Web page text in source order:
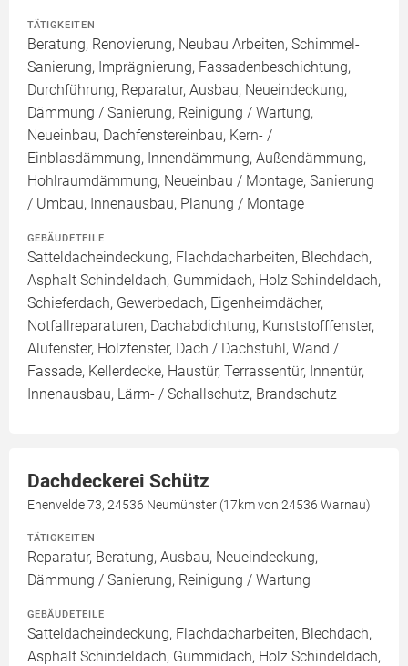
TÄTIGKEITEN
Beratung, Renovierung, Neubau Arbeiten, Schimmel-
Sanierung, Imprägnierung, Fassadenbeschichtung,
Durchführung, Reparatur, Ausbau, Neueindeckung,
Dämmung / Sanierung, Reinigung / Wartung,
Neueinbau, Dachfenstereinbau, Kern- /
Einblasdämmung, Innendämmung, Außendämmung,
Hohlraumdämmung, Neueinbau / Montage, Sanierung
/ Umbau, Innenausbau, Planung / Montage
GEBÄUDETEILE
Satteldacheindeckung, Flachdacharbeiten, Blechdach,
Asphalt Schindeldach, Gummidach, Holz Schindeldach,
Schieferdach, Gewerbedach, Eigenheimdächer,
Notfallreparaturen, Dachabdichtung, Kunststofffenster,
Alufenster, Holzfenster, Dach / Dachstuhl, Wand /
Fassade, Kellerdecke, Haustür, Terrassentür, Innentür,
Innenausbau, Lärm- / Schallschutz, Brandschutz
Dachdeckerei Schütz
Enenvelde 73, 24536 Neumünster (17km von 24536 Warnau)
TÄTIGKEITEN
Reparatur, Beratung, Ausbau, Neueindeckung,
Dämmung / Sanierung, Reinigung / Wartung
GEBÄUDETEILE
Satteldacheindeckung, Flachdacharbeiten, Blechdach,
Asphalt Schindeldach, Gummidach, Holz Schindeldach,